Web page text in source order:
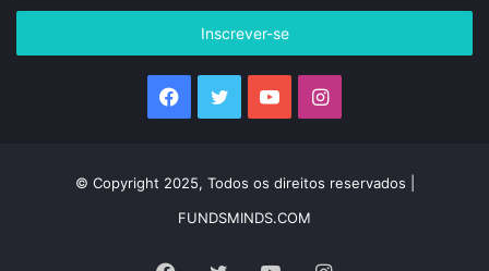
endereço
e-
Facebook
Twitter YouTubeInstagram
© Copyright 2025, Todos os direitos reservados |
FUNDSMINDS.COM